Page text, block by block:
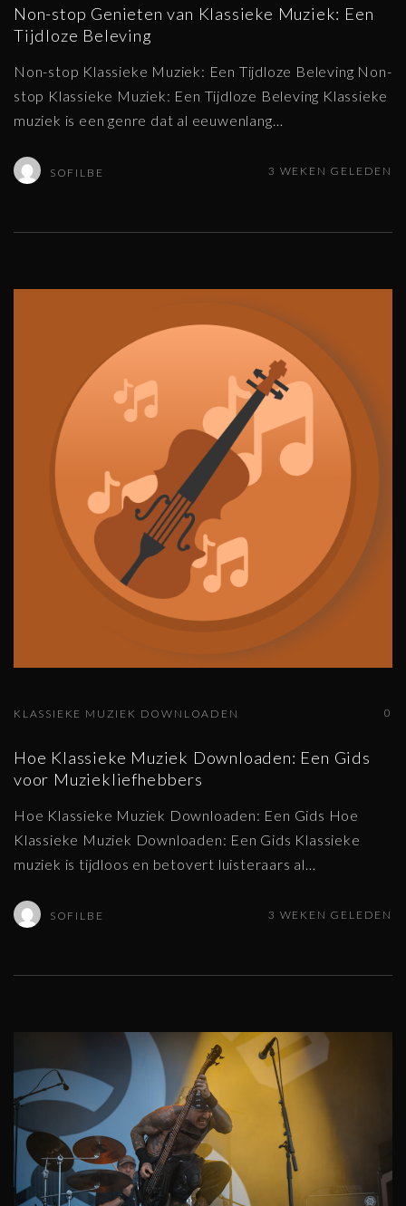
Non-stop Genieten van Klassieke Muziek: Een
Tijdloze Beleving
Non-stop Klassieke Muziek: Een Tijdloze Beleving Non-
stop Klassieke Muziek: Een Tijdloze Beleving Klassieke
muziek is een genre dat al eeuwenlang…
SOFILBE 3 WEKEN GELEDEN
0
KLASSIEKE MUZIEK DOWNLOADEN
Hoe Klassieke Muziek Downloaden: Een Gids
voor Muziekliefhebbers
Hoe Klassieke Muziek Downloaden: Een Gids Hoe
Klassieke Muziek Downloaden: Een Gids Klassieke
muziek is tijdloos en betovert luisteraars al…
SOFILBE 3 WEKEN GELEDEN